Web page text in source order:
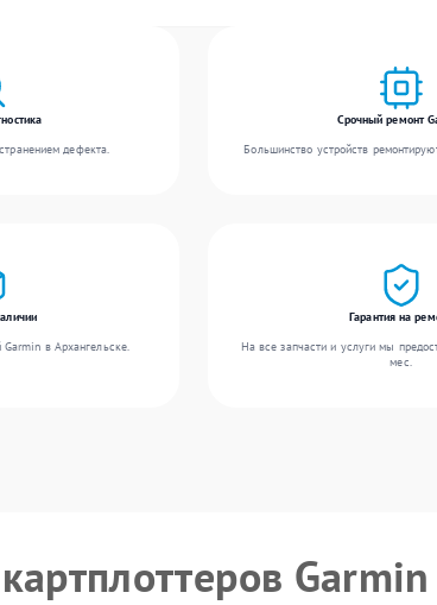
дефекта.
Срочный ремонт
Большинство устройств
в Архангельске.
Гарантия на
На все запчасти и услуги мы
мес.
Garmin